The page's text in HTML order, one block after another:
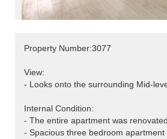
Property Number:3077
View:
- Looks onto the surrounding Mid-
Internal Condition:
- The entire apartment was
- Spacious three bedroom